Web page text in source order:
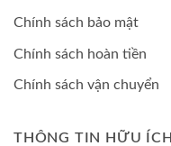
Chính sách bảo mật
Chính sách hoàn tiền
Chính sách vận chuyển
THÔNG TIN HỮU ÍCH